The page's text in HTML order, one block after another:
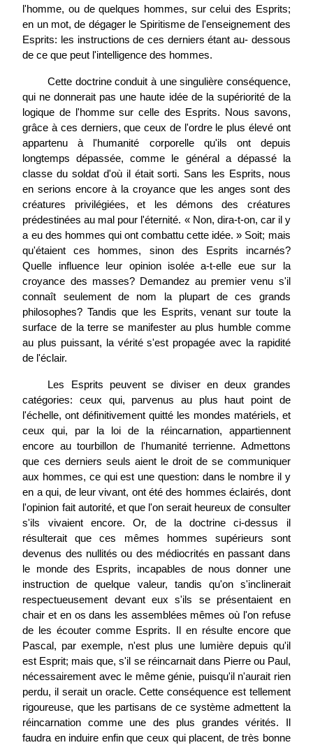
l'homme, ou de quelques hommes, sur celui des Esprits;
en un mot, de dégager le Spiritisme de l'enseignement des
Esprits: les instructions de ces derniers étant au- dessous
de ce que peut l'intelligence des hommes.
Cette doctrine conduit à une singulière conséquence,
qui ne donnerait pas une haute idée de la supériorité de la
logique de l'homme sur celle des Esprits. Nous savons,
grâce à ces derniers, que ceux de l'ordre le plus élevé ont
appartenu à l'humanité corporelle qu'ils ont depuis
longtemps dépassée, comme le général a dépassé la
classe du soldat d'où il était sorti. Sans les Esprits, nous
en serions encore à la croyance que les anges sont des
créatures privilégiées, et les démons des créatures
prédestinées au mal pour l'éternité. « Non, dira-t-on, car il y
a eu des hommes qui ont combattu cette idée. » Soit; mais
qu'étaient ces hommes, sinon des Esprits incarnés?
Quelle influence leur opinion isolée a-t-elle eue sur la
croyance des masses? Demandez au premier venu s'il
connaît seulement de nom la plupart de ces grands
philosophes? Tandis que les Esprits, venant sur toute la
surface de la terre se manifester au plus humble comme
au plus puissant, la vérité s'est propagée avec la rapidité
de l'éclair.
Les Esprits peuvent se diviser en deux grandes
catégories: ceux qui, parvenus au plus haut point de
l'échelle, ont définitivement quitté les mondes matériels, et
ceux qui, par la loi de la réincarnation, appartiennent
encore au tourbillon de l'humanité terrienne. Admettons
que ces derniers seuls aient le droit de se communiquer
aux hommes, ce qui est une question: dans le nombre il y
en a qui, de leur vivant, ont été des hommes éclairés, dont
l'opinion fait autorité, et que l'on serait heureux de consulter
s'ils vivaient encore. Or, de la doctrine ci-dessus il
résulterait que ces mêmes hommes supérieurs sont
devenus des nullités ou des médiocrités en passant dans
le monde des Esprits, incapables de nous donner une
instruction de quelque valeur, tandis qu'on s'inclinerait
respectueusement devant eux s'ils se présentaient en
chair et en os dans les assemblées mêmes où l'on refuse
de les écouter comme Esprits. Il en résulte encore que
Pascal, par exemple, n'est plus une lumière depuis qu'il
est Esprit; mais que, s'il se réincarnait dans Pierre ou Paul,
nécessairement avec le même génie, puisqu'il n'aurait rien
perdu, il serait un oracle. Cette conséquence est tellement
rigoureuse, que les partisans de ce système admettent la
réincarnation comme une des plus grandes vérités. Il
faudra en induire enfin que ceux qui placent, de très bonne